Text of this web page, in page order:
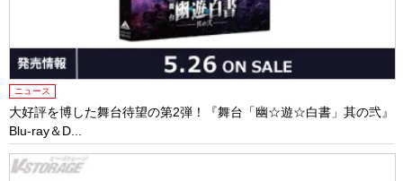
ニュース
大好評を博した舞台待望の第2弾！『舞台「幽☆遊☆白書」其の弐』
Blu-ray＆D...